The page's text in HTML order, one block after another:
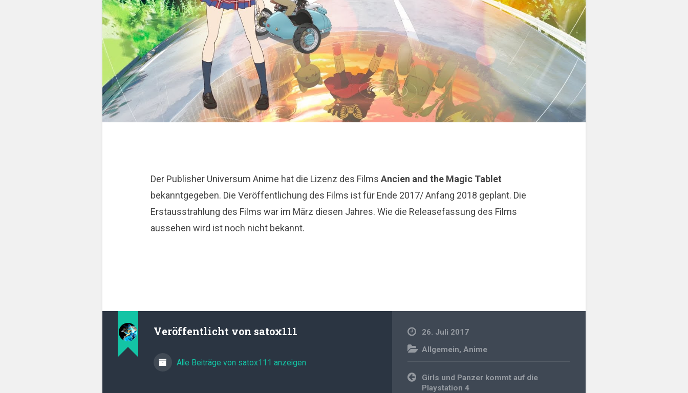
Der Publisher Universum Anime hat die Lizenz des FilmsAncien and the Magic Tablet
bekanntgegeben. Die Veröffentlichung des Films ist für Ende 2017/ Anfang 2018 geplant. Die
Erstausstrahlung des Films war im März diesen Jahres. Wie die Releasefassung des Films
aussehen wird ist noch nicht bekannt.
Veröffentlicht von satox111
Alle Beiträge von satox111 anzeigen
26. Juli 2017
Allgemein,Anime
Beitragsnavigation
Girls und Panzer kommt auf die
Playstation 4